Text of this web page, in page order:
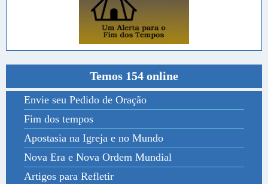
Temos 154 online
Envie seu Pedido de Oração
Fim dos tempos
Apostasia na Igreja e no Mundo
Nova Era e Nova Ordem Mundial
Artigos para Refletir